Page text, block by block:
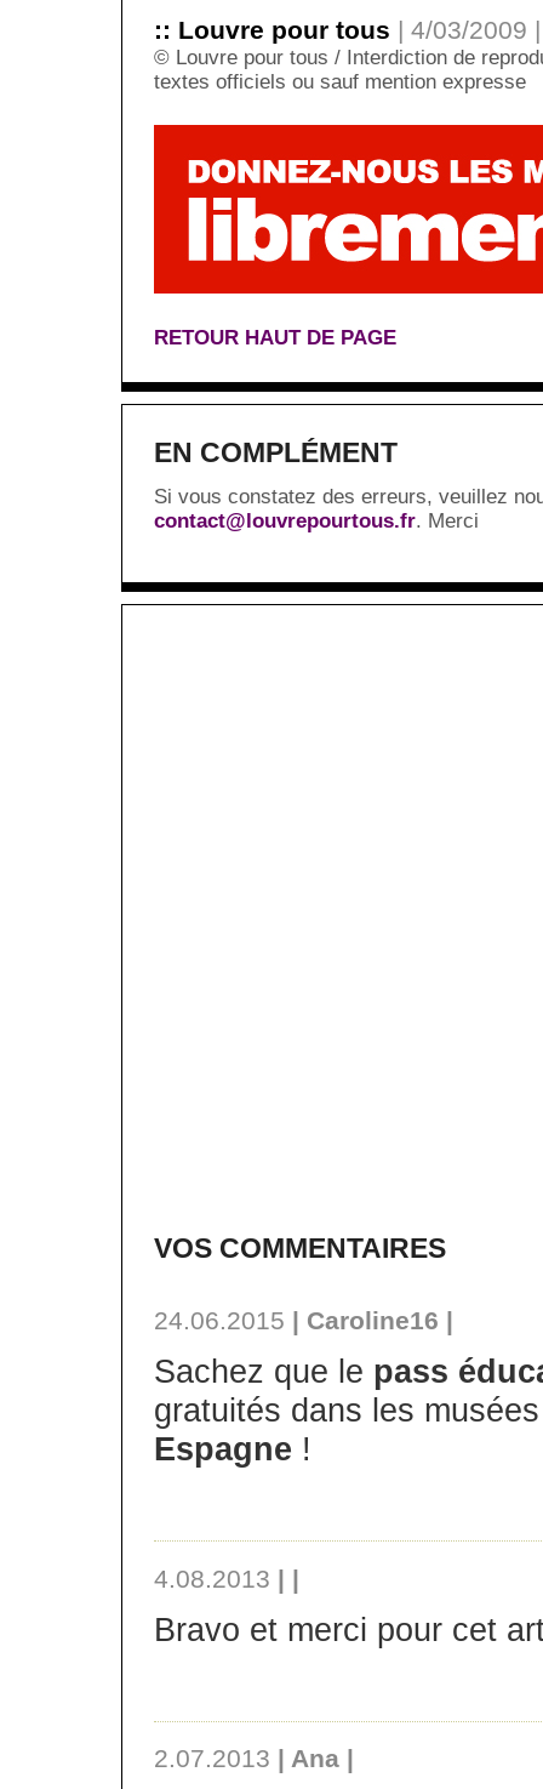
:: Louvre pour tous | 4/03/2009
© Louvre pour tous / Interdiction de
textes officiels ou sauf mention expresse
RETOUR HAUT DE PAGE
EN COMPLÉMENT
Si vous constatez des erreurs, veuillez
contact@louvrepourtous.fr. Merci
VOS COMMENTAIRES
24.06.2015 | Caroline16 |
Sachez que le pass
gratuités dans les
Espagne !
4.08.2013 | |
Bravo et merci pour cet
2.07.2013 | Ana |